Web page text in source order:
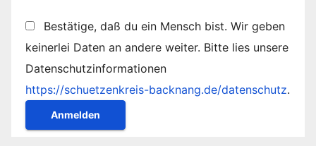
Bestätige, daß du ein Mensch bist. Wir geben
keinerlei Daten an andere weiter. Bitte lies unsere
Datenschutzinformationen
https://schuetzenkreis-backnang.de/datenschutz.